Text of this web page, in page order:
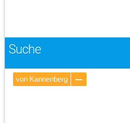
Suche
von Kannenberg